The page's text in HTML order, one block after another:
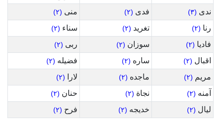
ندى (٣) فدى (٢) منى (٢)
رنا (٢) تغريد (٢) سناء (٢)
فاديا (٢) سوزان (٢) ربى (٢)
اقبال (٢) ساره (٢) فضيله (٢)
مريم (٢) ماجده (٢) لارا (٢)
آمنه (٢) نجاة (٢) حنان (٢)
ليال (٢) خديجه (٢) فرح (٢)